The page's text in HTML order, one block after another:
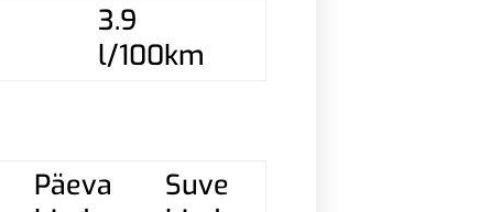
3.9
l/100km
Päeva
Suve